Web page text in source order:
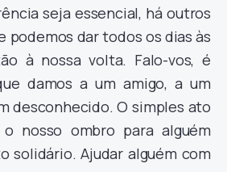
seja essencial, há outros
podemos dar todos os dias às
à nossa volta. Falo-vos, é
damos a um amigo, a um
desconhecido. O simples ato
nosso ombro para alguém
solidário. Ajudar alguém com